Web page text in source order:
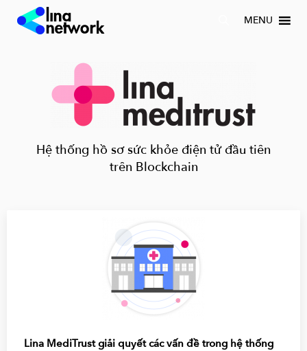
MENU
Hệ thống hồ sơ sức khỏe điện tử đầu tiên
trên Blockchain
Lina MediTrust giải quyết các vấn đề trong hệ thống